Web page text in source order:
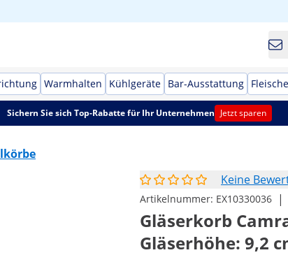
Warmhalten Kühlgeräte Bar-Ausstattung
Sichern Sie sich Top-Rabatte für Ihr Unternehmen Jetzt sparen
Keine
Artikelnummer: EX10330036 |
Gläserkorb
Gläserhöhe: 9,2